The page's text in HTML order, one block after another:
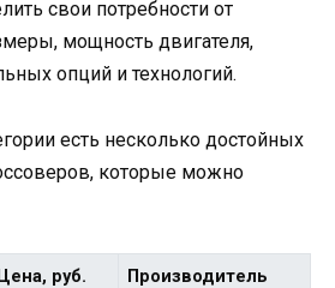
свои потребности от
мощность двигателя,
опций и технологий.
есть несколько достойных
которые можно
Цена, руб. Производитель